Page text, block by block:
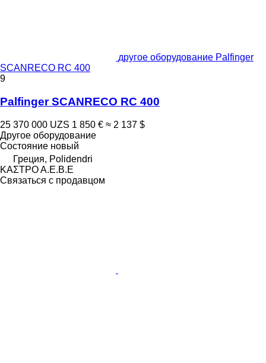
другое оборудование Palfinger
SCANRECO RC 400
9
Palfinger SCANRECO RC 400
25 370 000 UZS 1 850 € ≈ 2 137 $
Другое оборудование
Состояние новый
Греция, Polidendri
ΚΑΣΤΡΟ Α.Ε.Β.Ε
Связаться с продавцом